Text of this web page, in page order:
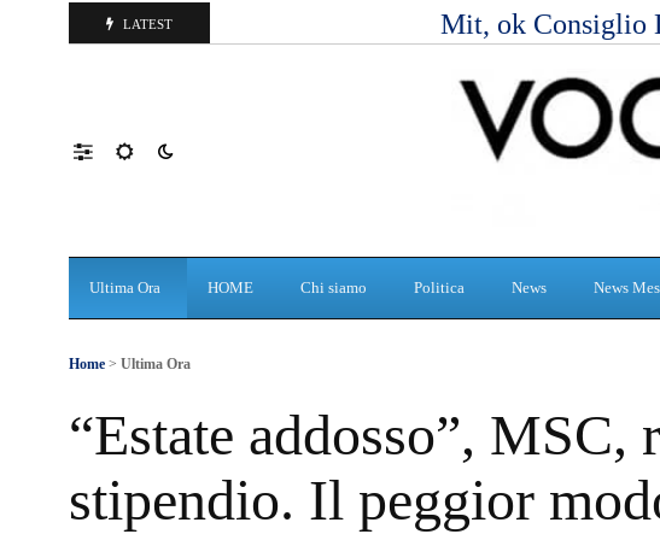
LATEST Mit, ok Consiglio
Ultima Ora HOME Chi siamo Politica News News
i
à
Home > Ultima Ora
“Estate addosso”, MSC,
stipendio. Il peggior